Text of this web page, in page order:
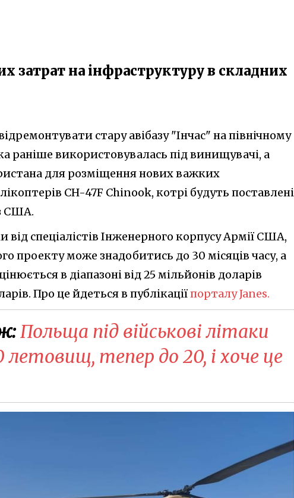
затрат на інфраструктуру в складних
стару авібазу "Інчас" на північному
раніше використовувалась під винищувачі, а
для розміщення нових важких
CH-47F Chinook, котрі будуть поставлені
США.
спеціалістів Інженерного корпусу Армії США,
проекту може знадобитись до 30 місяців часу, а
в діапазоні від 25 мільйонів доларів
Про це йдеться в публікаціїпорталу Janes.
Польща під військові літаки
тепер до 20, і хоче це